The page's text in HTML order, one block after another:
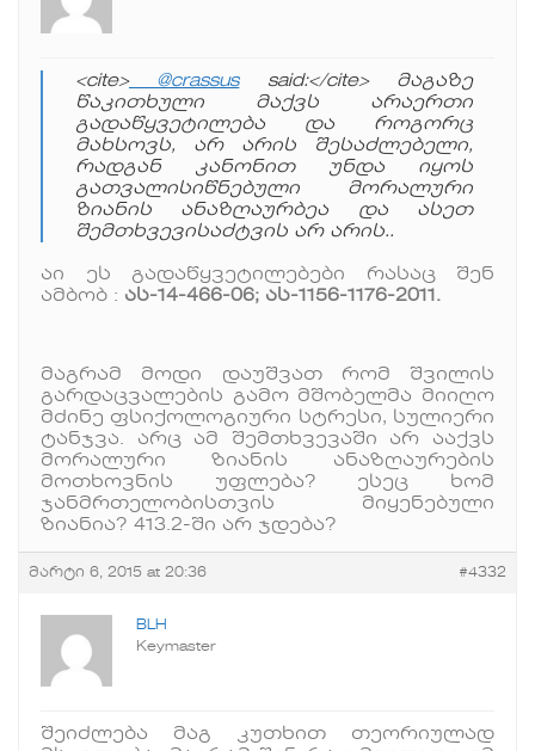
<cite>@crassussaid:</cite> მაგაზე
წაკითხული მაქვს არაერთი
გადაწყვეტილება და როგორც
მახსოვს, არ არის შესაძლებელი,
რადგან კანონით უნდა იყოს
გათვალისიწნებული მორალური
ზიანის ანაზღაურბეა და ასეთ
შემთხვევისაძტვის არ არის..
აი ეს გადაწყვეტილებები რასაც შენ
ამბობ : ას-14-466-06; ას-1156-1176-2011.
მაგრამ მოდი დაუშვათ რომ შვილის
გარდაცვალების გამო მშობელმა მიიღო
მძინე ფსიქოლოგიური სტრესი, სულიერი
ტანჯვა. არც ამ შემთხვევაში არ ააქვს
მორალური ზიანის ანაზღაურების
მოთხოვნის უფლება? ესეც ხომ
ჯანმრთელობისთვის მიყენებული
ზიანია? 413.2-ში არ ჯდება?
მარტი 6, 2015 at 20:36 #4332
BLH
Keymaster
შეიძლება მაგ კუთხით თეორიულად